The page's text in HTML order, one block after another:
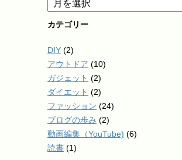
カテゴリー
DIY (2)
アウトドア (10)
ガジェット (2)
ダイエット (2)
ファッション (24)
ブログの歩み (2)
動画編集（YouTube) (6)
読書 (1)